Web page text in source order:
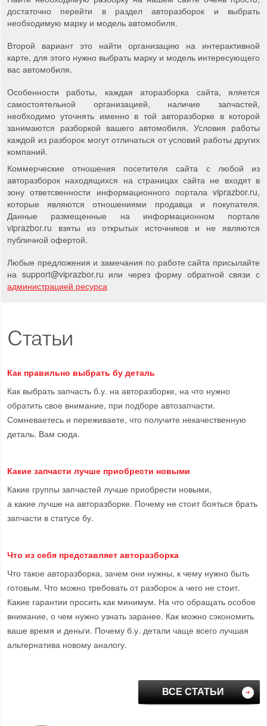
достаточно перейти в раздел авторазборок и выбрать
необходимую марку и модель автомобиля.
Второй вариант это найти организацию на интерактивной
карте, для этого нужно выбрать марку и модель интересующего
вас автомобиля.
Особенности работы, каждая аторазборка сайта, яляется
самостоятельной организацией, наличие запчастей,
необходимо уточнять именно в той авторазборке в которой
занимаются разборкой вашего автомобиля. Условия работы
каждой из разборок могут отличаться от условий работы других
компаний.
Коммерческие отношения посетителя сайта с любой из
авторазборок находящихся на страницах сайта не входят в
зону ответсвенности информационного портала viprazbor.ru,
которые являются отношениями продавца и покупателя.
Данные размещенные на информационном портале
viprazbor.ru взяты из открытых источников и не являются
публичной офертой.
Любые предложения и замечания по работе сайта присылайте
на support@viprazbor.ru или через форму обратной связи с
администрацией ресурса
Статьи
Как правильно выбрать бу деталь
Как выбрать запчасть б.у. на авторазборке, на что нужно
обратить свое внимание, при подборе автозапчасти.
Сомневаетесь и переживаете, что получите некачественную
деталь. Вам сюда.
Какие запчасти лучше приобрести новыми
Какие группы запчастей лучше приобрести новыми,
а какие лучше на авторазборке. Почему не стоит бояться брать
запчасти в статусе бу.
Что из себя представляет авторазборка
Что такое авторазборка, зачем они нужны, к чему нужно быть
готовым. Что можно требовать от разборок а чего не стоит.
Какие гарантии просить как минимум. На что обращать особое
внимание, о чем нужно узнать заранее. Как можно сэкономить
ваше время и деньги. Почему б.у. детали чаще всего лучшая
альтернатива новому аналогу.
ВСЕ СТАТЬИ